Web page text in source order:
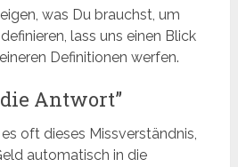
was Du brauchst, um
lass uns einen Blick
Definitionen werfen.
Antwort”
oft dieses Missverständnis,
automatisch in die